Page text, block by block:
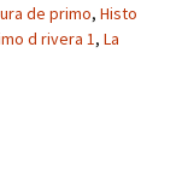
de primo, Histo
d rivera 1, La